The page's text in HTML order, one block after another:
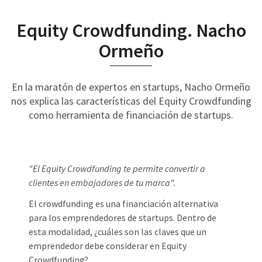
Equity Crowdfunding. Nacho
Ormeño
En la maratón de expertos en startups, Nacho Ormeño
nos explica las características del Equity Crowdfunding
como herramienta de financiación de startups.
"El Equity Crowdfunding te permite convertir a
clientes en embajadores de tu marca".
El crowdfunding es una financiación alternativa
para los emprendedores de startups. Dentro de
esta modalidad, ¿cuáles son las claves que un
emprendedor debe considerar en Equity